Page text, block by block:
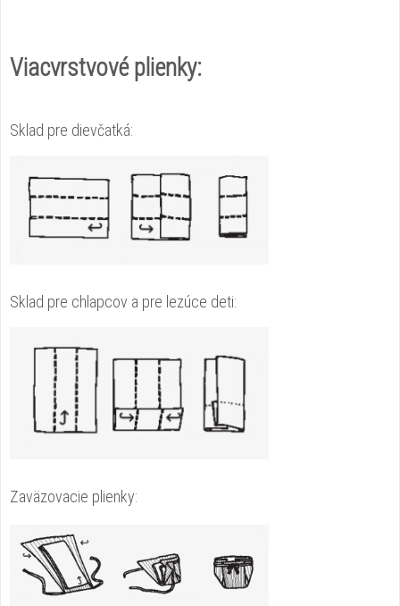
Viacvrstvové plienky:
Sklad pre dievčatká:
Sklad pre chlapcov a pre lezúce deti:
Zaväzovacie plienky: